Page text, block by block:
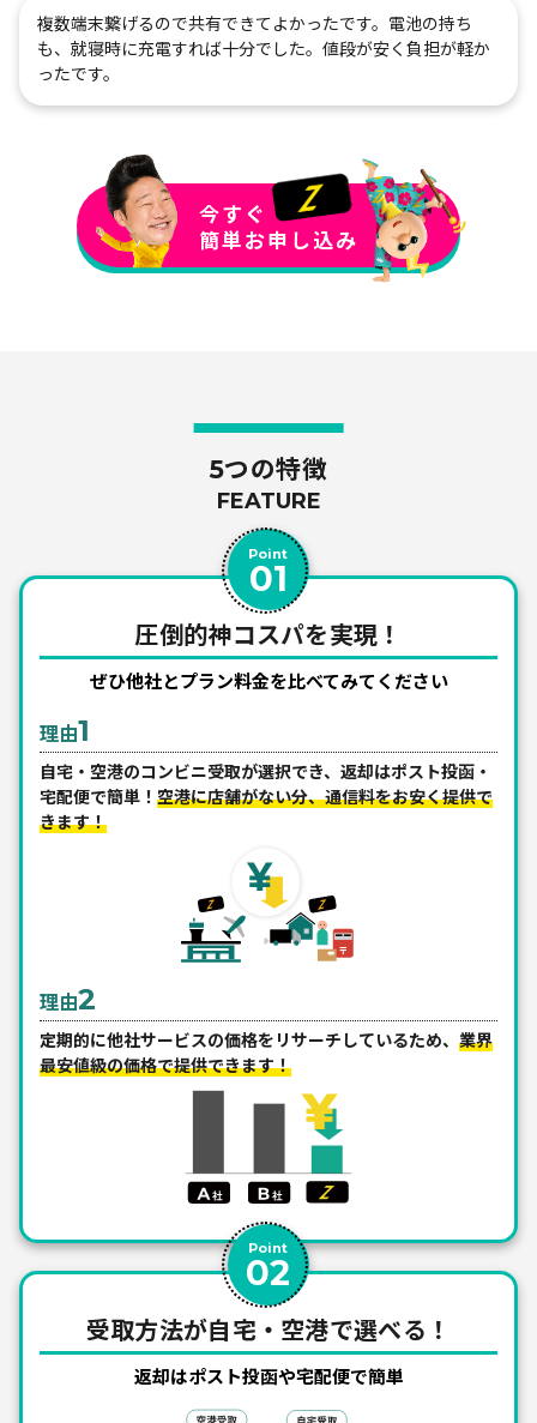
複数端末繋げるので共有できてよかったです。電池の持ち
も、就寝時に充電すれば十分でした。値段が安く負担が軽か
ったです。
今すぐ
簡単お申し込み
5つの特徴
FEATURE
Point
01
圧倒的神コスパを実現！
ぜひ他社とプラン料金を比べてみてください
理由1
自宅・空港のコンビニ受取が選択でき、返却はポスト投函・
宅配便で簡単！ 空港に店舗がない分、通信料をお安く提供で
きます！
理由2
定期的に他社サービスの価格をリサーチしているため、 業界
最安値級の価格で提供できます！
Point
02
受取方法が自宅・空港で選べる！
返却はポスト投函や宅配便で簡単